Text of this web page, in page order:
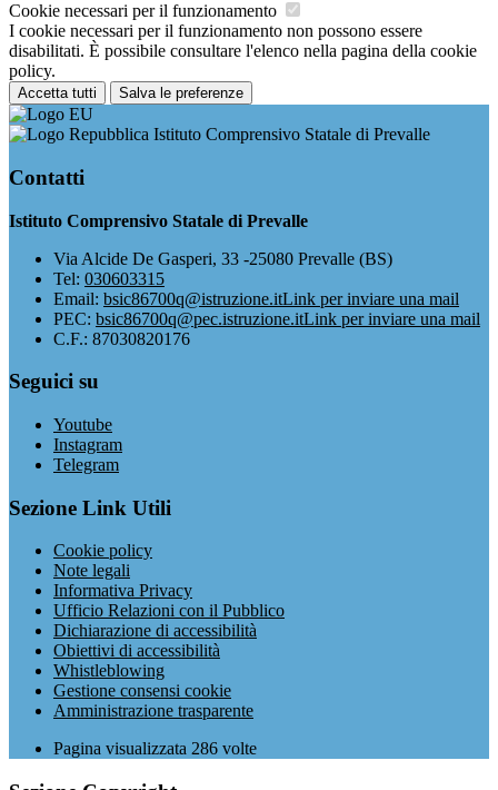
Cookie necessari per il funzionamento
I cookie necessari per il funzionamento non possono essere
disabilitati. È possibile consultare l'elenco nella pagina della cookie
policy.
Accetta tutti Salva le preferenze
Istituto Comprensivo Statale di Prevalle
Contatti
Istituto Comprensivo Statale di Prevalle
Via Alcide De Gasperi, 33 -25080 Prevalle (BS)
Tel: 030603315
Email: bsic86700q@istruzione.itLink per inviare una mail
PEC: bsic86700q@pec.istruzione.itLink per inviare una mail
C.F.: 87030820176
Seguici su
Youtube
Instagram
Telegram
Sezione Link Utili
Cookie policy
Note legali
Informativa Privacy
Ufficio Relazioni con il Pubblico
Dichiarazione di accessibilità
Obiettivi di accessibilità
Whistleblowing
Gestione consensi cookie
Amministrazione trasparente
Pagina visualizzata 286 volte